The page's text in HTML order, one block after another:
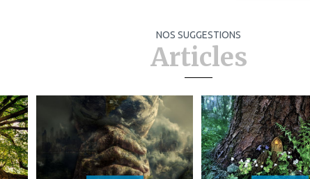
NOS SUGGESTIONS
Articles
favoris
à
mes
favoris